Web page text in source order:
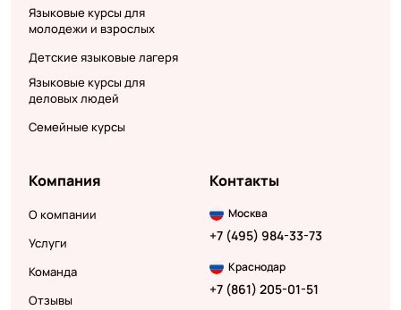
Языковые курсы для
молодежи и взрослых
Детские языковые лагеря
Языковые курсы для
деловых людей
Семейные курсы
Компания
О компании
Услуги
Команда
Отзывы
Контакты
Москва
+7 (495) 984-33-73
Краснодар
+7 (861) 205-01-51